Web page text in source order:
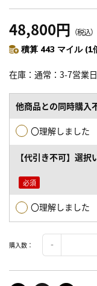
48,800円 （税込）
積算 443 マイル (1
在庫 通常：3-7営業
他商品との同時購入
〇理解しました
【代引き不可】選
〇理解しました
購入数：